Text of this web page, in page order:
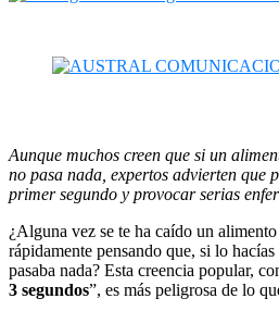
Aunque muchos creen que si un
no pasa nada, expertos advierten que
primer segundo y provocar serias
¿Alguna vez se te ha caído un
rápidamente pensando que, si lo
pasaba nada? Esta creencia popular,
3 segundos”, es más peligrosa de lo